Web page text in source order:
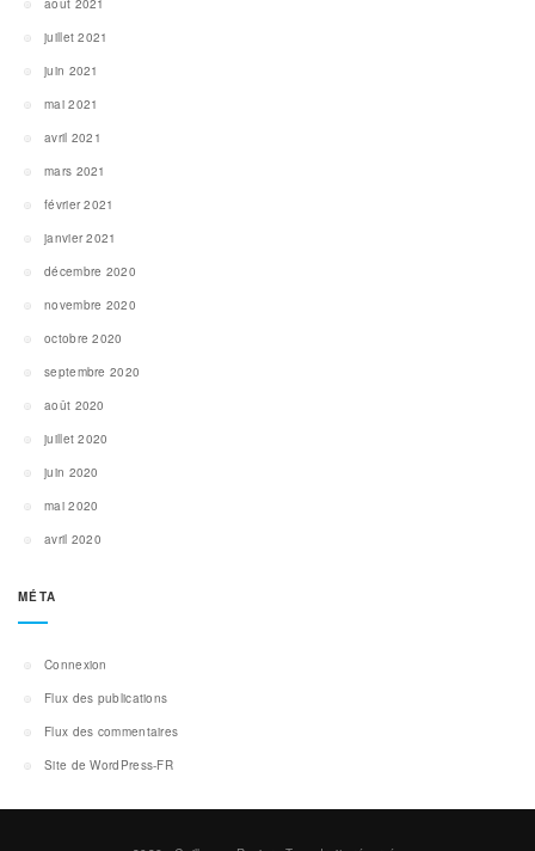
août 2021
juillet 2021
juin 2021
mai 2021
avril 2021
mars 2021
février 2021
janvier 2021
décembre 2020
novembre 2020
octobre 2020
septembre 2020
août 2020
juillet 2020
juin 2020
mai 2020
avril 2020
MÉTA
Connexion
Flux des publications
Flux des commentaires
Site de WordPress-FR